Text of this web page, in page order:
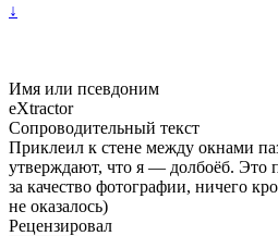
↓
Имя или псевдоним
eXtractor
Сопроводительный текст
Приклеил к стене между окнами
утверждают, что я — долбоёб. Это
за качество фотографии, ничего
не оказалось)
Рецензировал